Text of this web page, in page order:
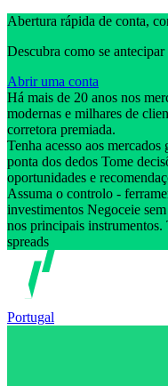
Abertura rápida de conta,
Descubra como se
Abrir uma conta
Há mais de 20 anos nos
modernas e milhares de
corretora premiada.
Tenha acesso aos
ponta dos dedos Tome
oportunidades e
Assuma o controlo -
investimentos Negoceie
nos principais instrumentos.
spreads
Portugal